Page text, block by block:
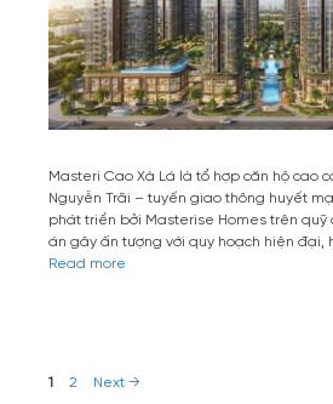
Masteri Cao Xà Lá là tổ hợp căn hộ cao
Nguyễn Trãi – tuyến giao thông huyết
phát triển bởi Masterise Homes trên quỹ
án gây ấn tượng với quy hoạch hiện đại,
Read more
Post
Page
1 Page
2 Next →